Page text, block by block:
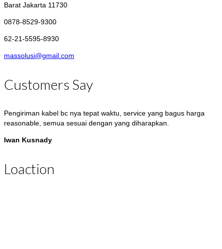
Barat Jakarta 11730
0878-8529-9300
62-21-5595-8930
massolusi@gmail.com
Customers Say
Pengiriman kabel bc nya tepat waktu, service yang bagus harga
reasonable, semua sesuai dengan yang diharapkan.
Iwan Kusnady
koordinasinya bagus.
Loaction